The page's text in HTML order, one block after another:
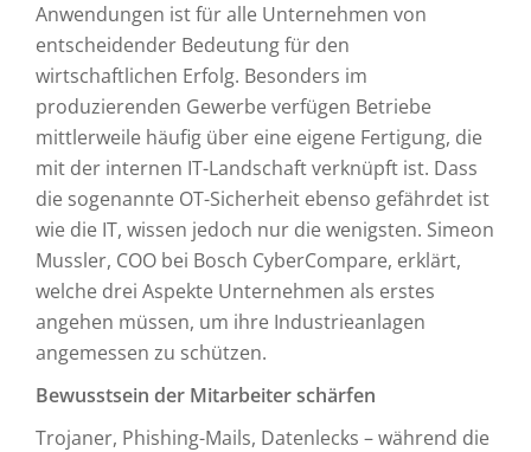
Anwendungen ist für alle Unternehmen von
entscheidender Bedeutung für den
wirtschaftlichen Erfolg. Besonders im
produzierenden Gewerbe verfügen Betriebe
mittlerweile häufig über eine eigene Fertigung, die
mit der internen IT-Landschaft verknüpft ist. Dass
die sogenannte OT-Sicherheit ebenso gefährdet ist
wie die IT, wissen jedoch nur die wenigsten. Simeon
Mussler, COO bei Bosch CyberCompare, erklärt,
welche drei Aspekte Unternehmen als erstes
angehen müssen, um ihre Industrieanlagen
angemessen zu schützen.
Bewusstsein der Mitarbeiter schärfen
Trojaner, Phishing-Mails, Datenlecks – während die